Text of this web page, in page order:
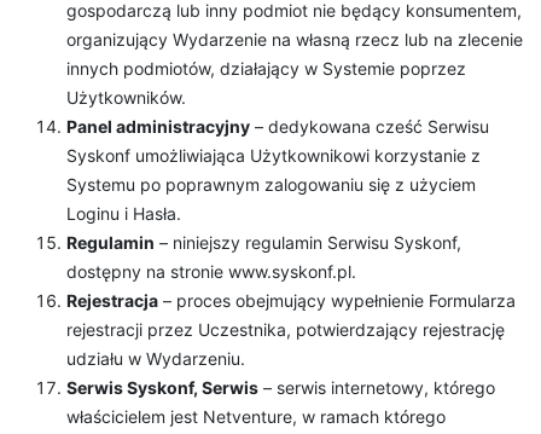
gospodarczą lub inny podmiot nie będący konsumentem,
organizujący Wydarzenie na własną rzecz lub na zlecenie
innych podmiotów, działający w Systemie poprzez
Użytkowników.
Panel administracyjny – dedykowana cześć Serwisu
Syskonf umożliwiająca Użytkownikowi korzystanie z
Systemu po poprawnym zalogowaniu się z użyciem
Loginu i Hasła.
Regulamin – niniejszy regulamin Serwisu Syskonf,
dostępny na stronie www.syskonf.pl.
Rejestracja – proces obejmujący wypełnienie Formularza
rejestracji przez Uczestnika, potwierdzający rejestrację
udziału w Wydarzeniu.
Serwis Syskonf, Serwis – serwis internetowy, którego
właścicielem jest Netventure, w ramach którego